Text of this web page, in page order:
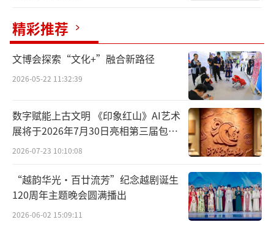
蟾岩等遗址的陶器距今约在1.2万年至1.5万年
之间。另有广西大岩遗址、北京转年遗址、江
苏神仙洞遗址等发现的陶器也在万年以上。这
些遗址发现的陶器及其碎片可能包括陶罐、陶
缸、陶盆、陶碗、陶釜等。
可以相信，随着考古发掘工作的深入，还
会有新的更多的同类遗址被发现。人类在万年
以前的活动状态会越来越清晰可见，原始陶器
会越来越丰富、多样，陶器记述的早期人类的
光辉会日显夺目。
精彩推荐
文博会探索“文化+”融合新路径
2026-05-22 11:32:39
数字赋能上古文明 《印象红山》AI艺术
展将于2026年7月30日亮相第三届包头
艺博会
2026-07-23 10:10:08
“越韵华光·百廿流芳”纪念越剧诞生
120周年主题晚会圆满播出
2026-06-02 15:09:11